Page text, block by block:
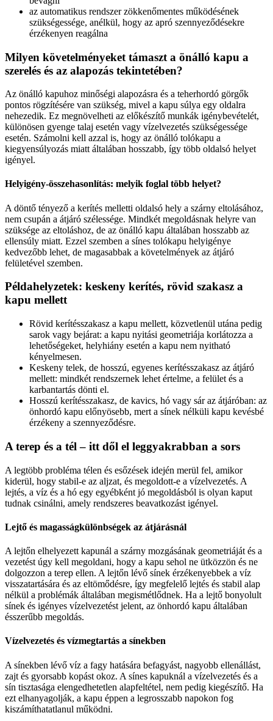
az automatikus rendszer zökkenőmentes működésének
szükségessége, anélkül, hogy az apró szennyeződésekre
érzékenyen reagálna
Milyen követelményeket támaszt a önálló kapu a
szerelés és az alapozás tekintetében?
Az önálló kapuhoz minőségi alapozásra és a teherhordó görgők
pontos rögzítésére van szükség, mivel a kapu súlya egy oldalra
nehezedik. Ez megnövelheti az előkészítő munkák igénybevételét,
különösen gyenge talaj esetén vagy vízelvezetés szükségessége
esetén. Számolni kell azzal is, hogy az önálló tolókapu a
kiegyensúlyozás miatt általában hosszabb, így több oldalsó helyet
igényel.
Helyigény-összehasonlítás: melyik foglal több helyet?
A döntő tényező a kerítés melletti oldalsó hely a szárny eltolásához,
nem csupán a átjáró szélessége. Mindkét megoldásnak helyre van
szüksége az eltoláshoz, de az önálló kapu általában hosszabb az
ellensúly miatt. Ezzel szemben a sínes tolókapu helyigénye
kedvezőbb lehet, de magasabbak a követelmények az átjáró
felületével szemben.
Példahelyzetek: keskeny kerítés, rövid szakasz a
kapu mellett
Rövid kerítésszakasz a kapu mellett, közvetlenül utána pedig
sarok vagy bejárat: a kapu nyitási geometriája korlátozza a
lehetőségeket, helyhiány esetén a kapu nem nyitható
kényelmesen.
Keskeny telek, de hosszú, egyenes kerítésszakasz az átjáró
mellett: mindkét rendszernek lehet értelme, a felület és a
karbantartás dönti el.
Hosszú kerítésszakasz, de kavics, hó vagy sár az átjáróban: az
önhordó kapu előnyösebb, mert a sínek nélküli kapu kevésbé
érzékeny a szennyeződésre.
A terep és a tél – itt dől el leggyakrabban a sors
A legtöbb probléma télen és esőzések idején merül fel, amikor
kiderül, hogy stabil-e az aljzat, és megoldott-e a vízelvezetés. A
lejtés, a víz és a hó egy egyébként jó megoldásból is olyan kaput
tudnak csinálni, amely rendszeres beavatkozást igényel.
Lejtő és magasságkülönbségek az átjárásnál
A lejtőn elhelyezett kapunál a szárny mozgásának geometriáját és a
vezetést úgy kell megoldani, hogy a kapu sehol ne ütközzön és ne
dolgozzon a terep ellen. A lejtőn lévő sínek érzékenyebbek a víz
visszatartására és az eltömődésre, így megfelelő lejtés és stabil alap
nélkül a problémák általában megismétlődnek. Ha a lejtő bonyolult
sínek és igényes vízelvezetést jelent, az önhordó kapu általában
ésszerűbb megoldás.
Vízelvezetés és vízmegtartás a sínekben
A sínekben lévő víz a fagy hatására befagyást, nagyobb ellenállást,
zajt és gyorsabb kopást okoz. A sínes kapuknál a vízelvezetés és a
sín tisztasága elengedhetetlen alapfeltétel, nem pedig kiegészítő. Ha
ezt elhanyagolják, a kapu éppen a legrosszabb napokon fog
kiszámíthatatlanul működni.